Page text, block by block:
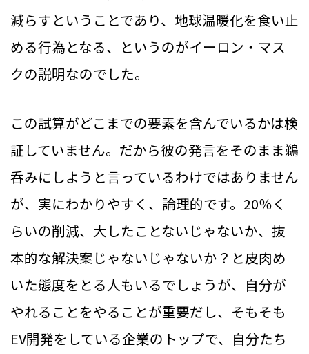
減らすということであり、地球温暖化を食い止
める行為となる、というのがイーロン・マス
クの説明なのでした。
この試算がどこまでの要素を含んでいるかは検
証していません。だから彼の発言をそのまま鵜
呑みにしようと言っているわけではありません
が、実にわかりやすく、論理的です。20％く
らいの削減、大したことないじゃないか、抜
本的な解決案じゃないじゃないか？と皮肉め
いた態度をとる人もいるでしょうが、自分が
やれることをやることが重要だし、そもそも
EV開発をしている企業のトップで、自分たち